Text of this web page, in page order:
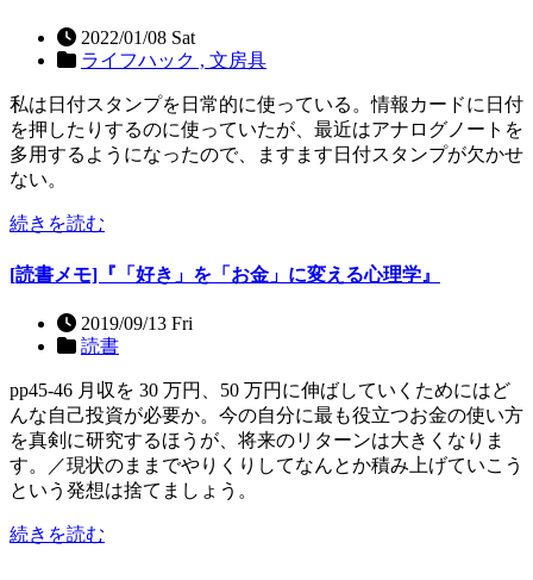
2022/01/08 Sat
ライフハック , 文房具
私は日付スタンプを日常的に使っている。情報カードに日付
を押したりするのに使っていたが、最近はアナログノートを
多用するようになったので、ますます日付スタンプが欠かせ
ない。
続きを読む
[読書メモ]『「好き」を「お金」に変える心理学』
2019/09/13 Fri
読書
pp45-46 月収を 30 万円、50 万円に伸ばしていくためにはど
んな自己投資が必要か。今の自分に最も役立つお金の使い方
を真剣に研究するほうが、将来のリターンは大きくなりま
す。／現状のままでやりくりしてなんとか積み上げていこう
という発想は捨てましょう。
続きを読む